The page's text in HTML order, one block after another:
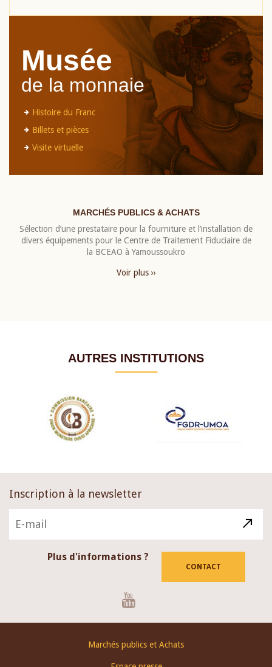
Musée
de la monnaie
Histoire du Franc
Billets et pièces
Visite virtuelle
MARCHÉS PUBLICS & ACHATS
Sélection d’une prestataire pour la fourniture et l’installation de
divers équipements pour le Centre de Traitement Fiduciaire de
la BCEAO à Yamoussoukro
Voir plus ››
AUTRES INSTITUTIONS
Inscription à la newsletter
Plus d'informations ?
CONTACT
Marchés publics et Achats